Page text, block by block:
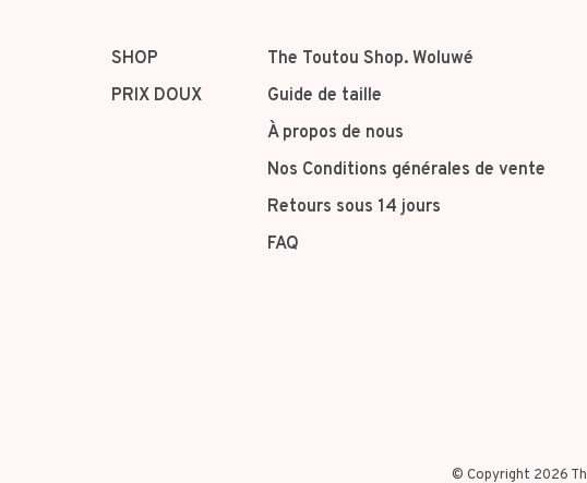
SHOP
PRIX DOUX
The Toutou Shop. Woluwé
Guide de taille
À propos de nous
Nos Conditions générales de vente
Retours sous 14 jours
FAQ
© Copyright 2026